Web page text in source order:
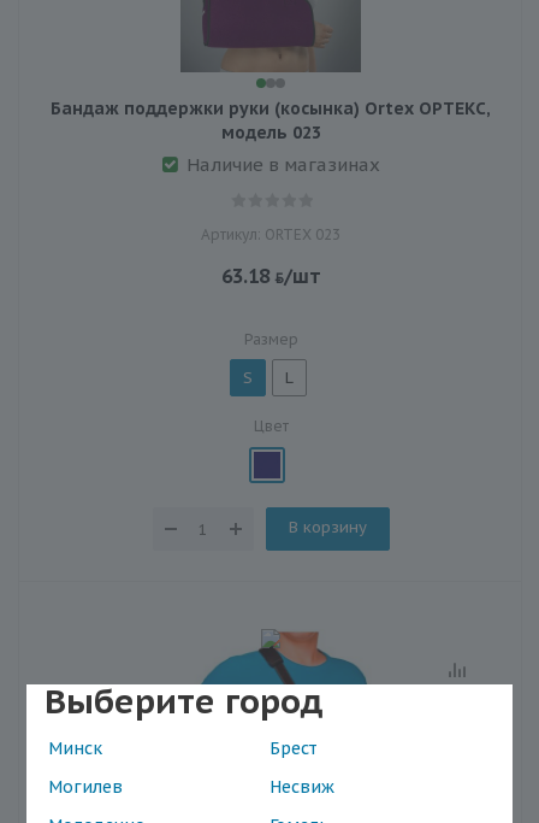
Выберите город
Минск
Брест
Могилев
Несвиж
Бандаж поддержки руки (косынка) Ortex ОРТЕКС,
модель 023
Наличие в магазинах
Артикул: ORTEX 023
63.18 /шт
Размер
S L
Цвет
В корзину